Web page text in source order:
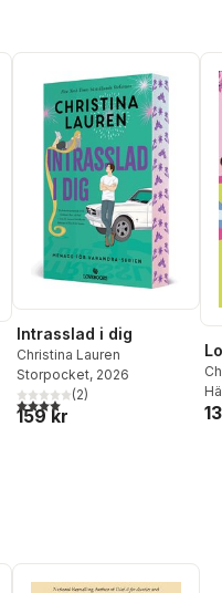
röster:
Intrasslad i dig
Christina Lauren
Storpocket, 2026
4,0utav 5 stjärnor. Totalt antal
(2)
159 kr